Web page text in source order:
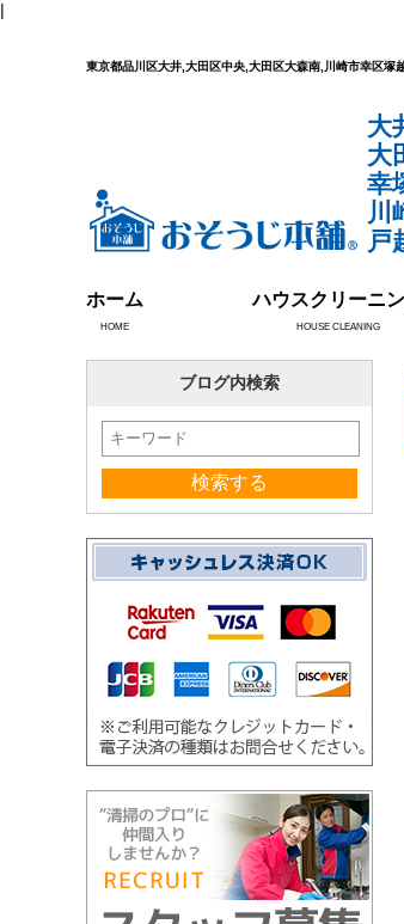
|
東京都品川区大井,大田区中央,大田区大森南,川崎市幸区塚
大
大
幸
川
戸
ホーム
HOME
ハウスクリーニ
HOUSE CLEANING
ブログ内検索